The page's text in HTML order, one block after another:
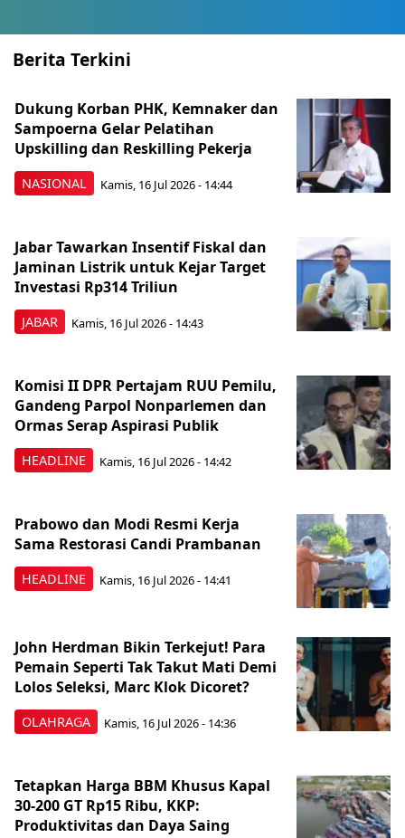
Berita Terkini
NASIONAL
Dukung Korban PHK, Kemnaker dan
Sampoerna Gelar Pelatihan
Upskilling dan Reskilling Pekerja
Kamis, 16 Jul 2026 - 14:44
JABAR
Jabar Tawarkan Insentif Fiskal dan
Jaminan Listrik untuk Kejar Target
Investasi Rp314 Triliun
Kamis, 16 Jul 2026 - 14:43
HEADLINE
Komisi II DPR Pertajam RUU Pemilu,
Gandeng Parpol Nonparlemen dan
Ormas Serap Aspirasi Publik
Kamis, 16 Jul 2026 - 14:42
HEADLINE
Prabowo dan Modi Resmi Kerja
Sama Restorasi Candi Prambanan
Kamis, 16 Jul 2026 - 14:41
OLAHRAGA
John Herdman Bikin Terkejut! Para
Pemain Seperti Tak Takut Mati Demi
Lolos Seleksi, Marc Klok Dicoret?
Kamis, 16 Jul 2026 - 14:36
Tetapkan Harga BBM Khusus Kapal
30-200 GT Rp15 Ribu, KKP:
Produktivitas dan Daya Saing